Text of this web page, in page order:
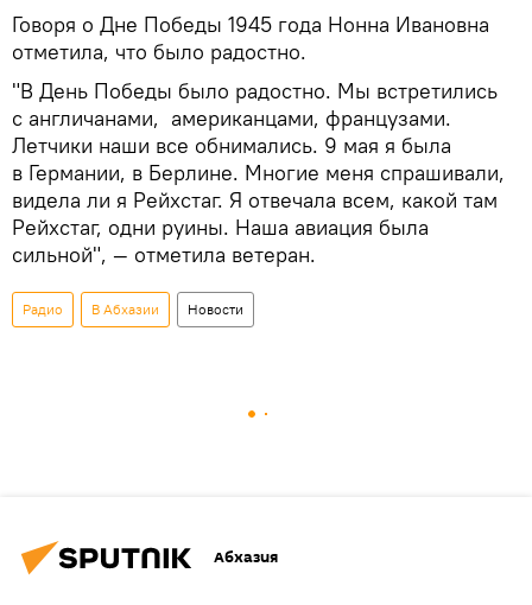
Говоря о Дне Победы 1945 года Нонна Ивановна
отметила, что было радостно.
"В День Победы было радостно. Мы встретились
с англичанами, американцами, французами.
Летчики наши все обнимались. 9 мая я была
в Германии, в Берлине. Многие меня спрашивали,
видела ли я Рейхстаг. Я отвечала всем, какой там
Рейхстаг, одни руины. Наша авиация была
сильной", — отметила ветеран.
Радио В Абхазии Новости
Абхазия